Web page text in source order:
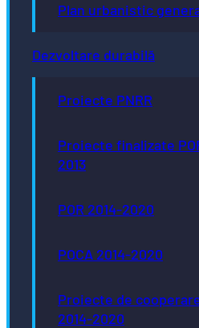
Plan urbanistic
Dezvoltare durabilă
Proiecte PNRR
Proiecte finalizate
2013
POR 2014-2020
POCA 2014-2020
Proiecte de
2014-2020